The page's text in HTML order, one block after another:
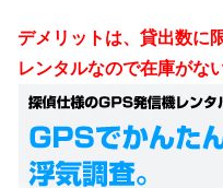
デメリットは、貸出数に
レンタルなので在庫がな